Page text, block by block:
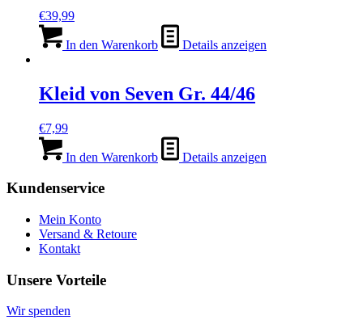
€39,99
In den Warenkorb Details anzeigen
Kleid von Seven Gr. 44/46
€7,99
In den Warenkorb Details anzeigen
Kundenservice
Mein Konto
Versand & Retoure
Kontakt
Unsere Vorteile
Wir spenden